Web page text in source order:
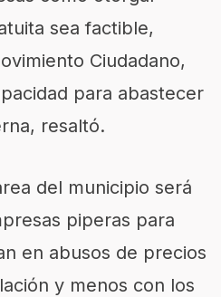
sea factible,
Ciudadano,
para abastecer
resaltó.
del municipio será
piperas para
en abusos de precios
y menos con los